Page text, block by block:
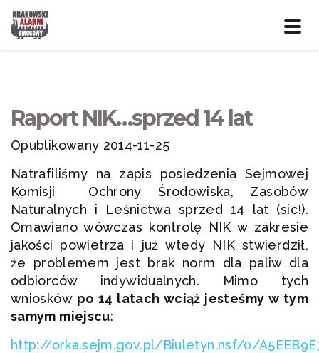
Raport NIK…sprzed 14 lat
Opublikowany 2014-11-25
Natrafiliśmy na zapis posiedzenia Sejmowej
Komisji Ochrony Środowiska, Zasobów
Naturalnych i Leśnictwa sprzed 14 lat (sic!).
Omawiano wówczas kontrolę NIK w zakresie
jakości powietrza i już wtedy NIK stwierdził,
że problemem jest brak norm dla paliw dla
odbiorców indywidualnych. Mimo tych
wniosków po 14 latach wciąż jesteśmy w tym
samym miejscu:
http://orka.sejm.gov.pl/Biuletyn.nsf/0/